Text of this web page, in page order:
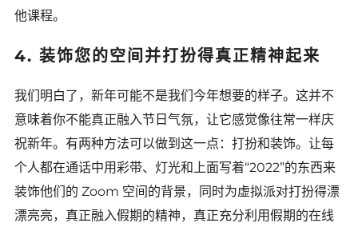
他课程。
4. 装饰您的空间并打扮得真正精神起来
我们明白了，新年可能不是我们今年想要的样子。这并不
意味着你不能真正融入节日气氛，让它感觉像往常一样庆
祝新年。有两种方法可以做到这一点：打扮和装饰。让每
个人都在通话中用彩带、灯光和上面写着“2022”的东西来
装饰他们的 Zoom 空间的背景，同时为虚拟派对打扮得漂
漂亮亮，真正融入假期的精神，真正充分利用假期的在线